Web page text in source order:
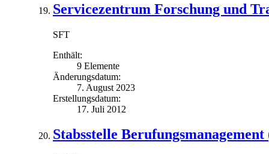
Servicezentrum Forschung und
SFT
Enthält:
9 Elemente
Änderungsdatum:
7. August 2023
Erstellungsdatum:
17. Juli 2012
Stabsstelle